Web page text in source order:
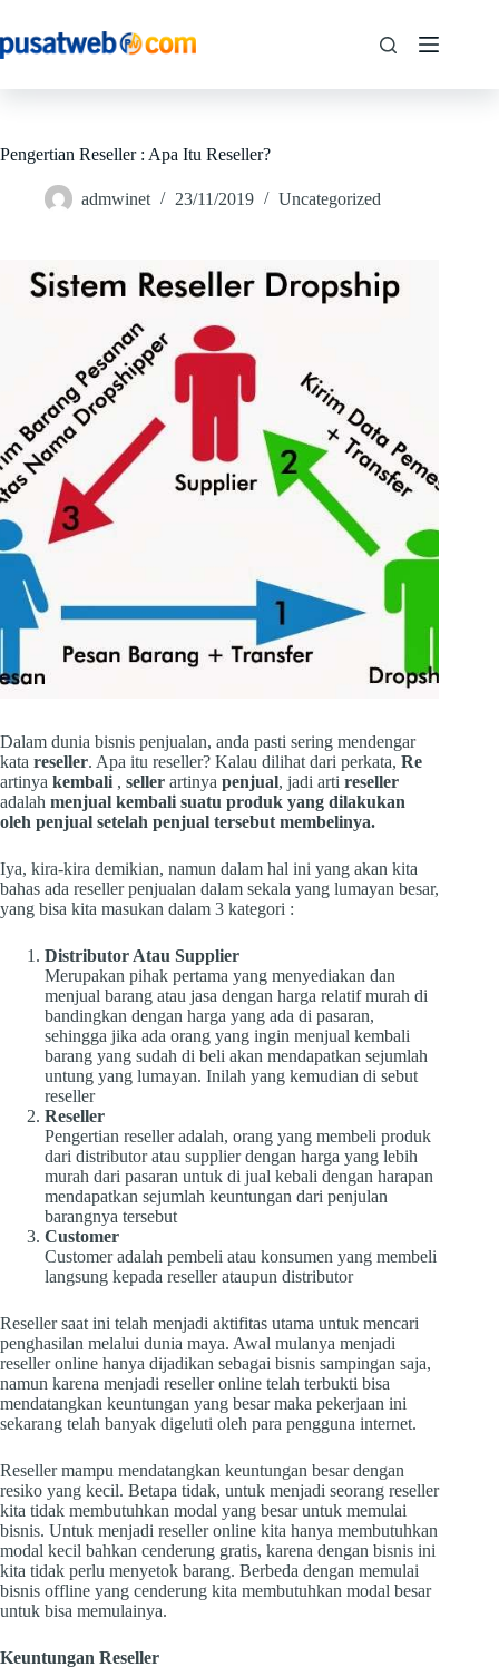
Pengertian Reseller : Apa Itu Reseller?
admwinet 23/11/2019 Uncategorized
Dalam dunia bisnis penjualan, anda pasti sering mendengar
kata reseller. Apa itu reseller? Kalau dilihat dari perkata, Re
artinya kembali , seller artinya penjual, jadi arti reseller
adalah menjual kembali suatu produk yang dilakukan
oleh penjual setelah penjual tersebut membelinya.
Iya, kira-kira demikian, namun dalam hal ini yang akan kita
bahas ada reseller penjualan dalam sekala yang lumayan besar,
yang bisa kita masukan dalam 3 kategori :
Distributor Atau Supplier
Merupakan pihak pertama yang menyediakan dan
menjual barang atau jasa dengan harga relatif murah di
bandingkan dengan harga yang ada di pasaran,
sehingga jika ada orang yang ingin menjual kembali
barang yang sudah di beli akan mendapatkan sejumlah
untung yang lumayan. Inilah yang kemudian di sebut
reseller
Reseller
Pengertian reseller adalah, orang yang membeli produk
dari distributor atau supplier dengan harga yang lebih
murah dari pasaran untuk di jual kebali dengan harapan
mendapatkan sejumlah keuntungan dari penjulan
barangnya tersebut
Customer
Customer adalah pembeli atau konsumen yang membeli
langsung kepada reseller ataupun distributor
Reseller saat ini telah menjadi aktifitas utama untuk mencari
penghasilan melalui dunia maya. Awal mulanya menjadi
reseller online hanya dijadikan sebagai bisnis sampingan saja,
namun karena menjadi reseller online telah terbukti bisa
mendatangkan keuntungan yang besar maka pekerjaan ini
sekarang telah banyak digeluti oleh para pengguna internet.
Reseller mampu mendatangkan keuntungan besar dengan
resiko yang kecil. Betapa tidak, untuk menjadi seorang reseller
kita tidak membutuhkan modal yang besar untuk memulai
bisnis. Untuk menjadi reseller online kita hanya membutuhkan
modal kecil bahkan cenderung gratis, karena dengan bisnis ini
kita tidak perlu menyetok barang. Berbeda dengan memulai
bisnis offline yang cenderung kita membutuhkan modal besar
untuk bisa memulainya.
Keuntungan Reseller